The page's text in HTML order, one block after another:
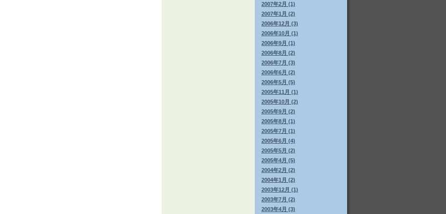
2007年2月 (1)
2007年1月 (2)
2006年12月 (3)
2006年10月 (1)
2006年9月 (1)
2006年8月 (2)
2006年7月 (3)
2006年6月 (2)
2006年5月 (5)
2005年11月 (1)
2005年10月 (2)
2005年9月 (2)
2005年8月 (1)
2005年7月 (1)
2005年6月 (4)
2005年5月 (2)
2005年4月 (5)
2004年2月 (2)
2004年1月 (2)
2003年12月 (1)
2003年7月 (2)
2003年4月 (3)